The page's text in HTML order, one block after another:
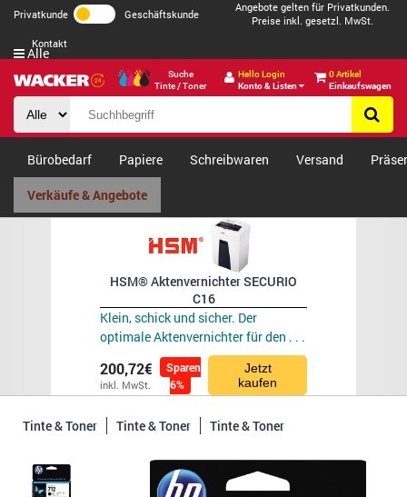
Privatkunde Geschäftskunde
Angebote gelten für Privatkunden.
Preise inkl. gesetzl. MwSt.
Kontakt
Suche
Tinte / Toner
Hello Login
Konto & Listen
0 Artikel
Einkaufswagen
Alle
Bürobedarf Papiere Schreibwaren Versand
Verkäufe & Angebote
HSM® Aktenvernichter SECURIO
C16
Klein, schick und sicher. Der
optimale Aktenvernichter für den . . .
200,72€
inkl. MwSt.
Sparen
6%
Jetzt
kaufen
Tinte & Toner Tinte & Toner Tinte & Toner